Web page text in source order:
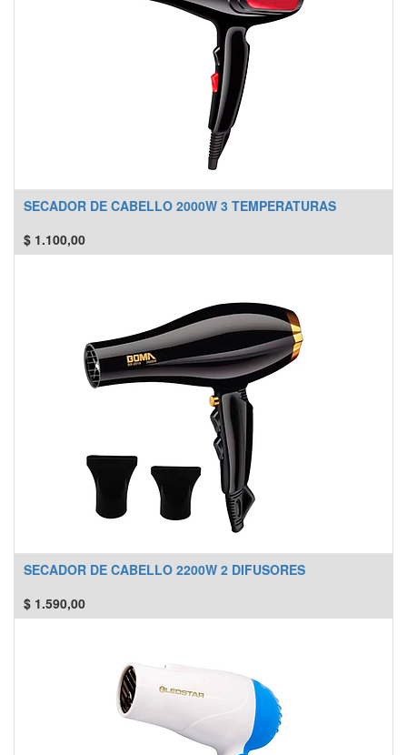
SECADOR DE CABELLO 2000W 3 TEMPERATURAS
$ 1.100,00
SECADOR DE CABELLO 2200W 2 DIFUSORES
$ 1.590,00